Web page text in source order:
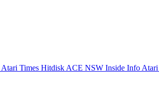
Atari Times Hitdisk ACE NSW Inside Info